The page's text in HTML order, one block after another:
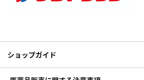
ショップガイド